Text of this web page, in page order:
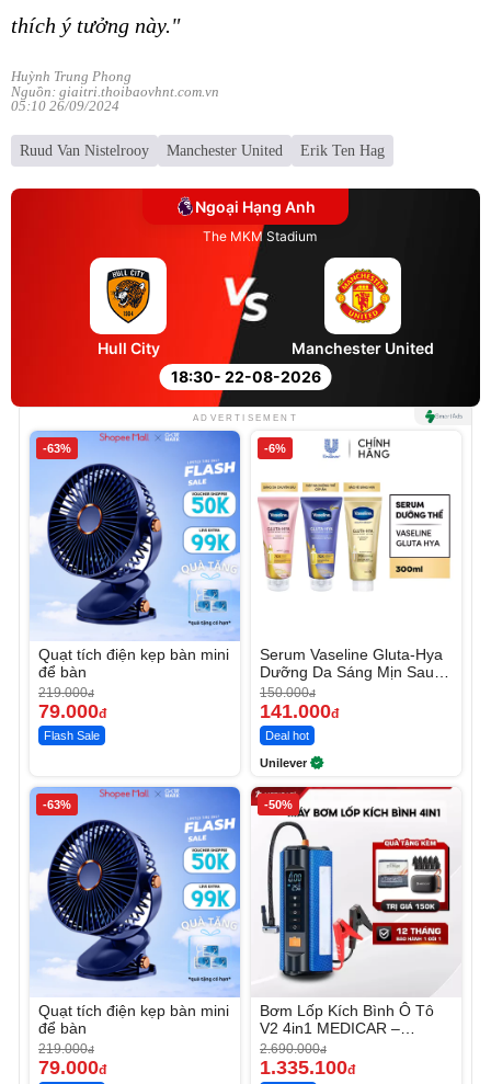
thích ý tưởng này."
Huỳnh Trung Phong
Nguồn: giaitri.thoibaovhnt.com.vn
05:10 26/09/2024
Ruud Van Nistelrooy Manchester United Erik Ten Hag
Ngoại Hạng Anh
The MKM Stadium
18:30- 22-08-2026
Hull City Manchester United
ADVERTISEMENT
-63%
Quạt tích điện kẹp bàn mini
để bàn
219.000đ
79.000đ
Flash Sale
-6%
Serum Vaseline Gluta-Hya
Dưỡng Da Sáng Mịn Sau 7
Ngày
150.000đ
141.000đ
Deal hot
Unilever
-63%
Quạt tích điện kẹp bàn mini
để bàn
219.000đ
79.000đ
-50%
Bơm Lốp Kích Bình Ô Tô
V2 4in1 MEDICAR –
12.000mAh
2.690.000đ
1.335.100đ